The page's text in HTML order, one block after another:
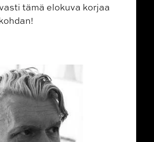
tämä elokuva korjaa